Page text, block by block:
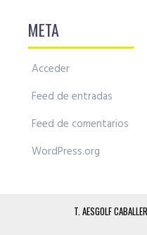
META
Acceder
Feed de entradas
Feed de comentarios
WordPress.org
T. AESGOLF